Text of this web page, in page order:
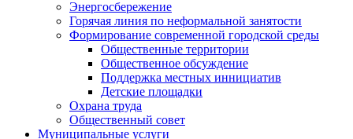
Энергосбережение
Горячая линия по неформальной занятости
Формирование современной городской среды
Общественные территории
Общественное обсуждение
Поддержка местных иннициатив
Детские площадки
Охрана труда
Общественный совет
Муниципальные услуги